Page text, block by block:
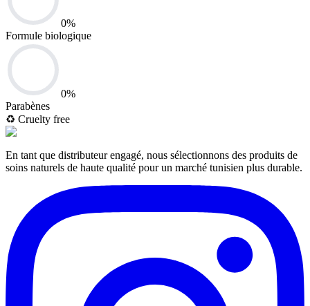
0%
Formule biologique
0%
Parabènes
♻️ Cruelty free
En tant que distributeur engagé, nous sélectionnons des produits de
soins naturels de haute qualité pour un marché tunisien plus durable.